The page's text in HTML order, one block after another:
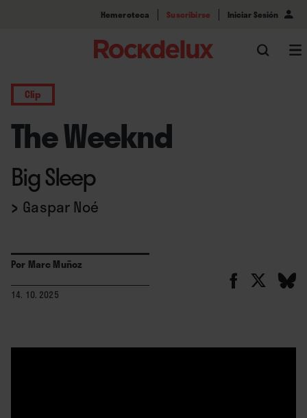
Hemeroteca Suscribirse Iniciar Sesión
Clip
The Weeknd
Big Sleep
› Gaspar Noé
Por Marc Muñoz
14. 10. 2025